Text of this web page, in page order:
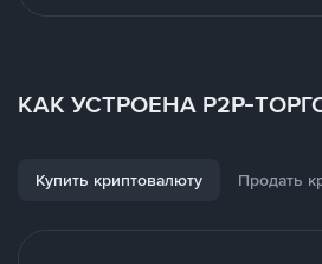
КАК УСТРОЕНА P2P-
Купить криптовалюту Продать